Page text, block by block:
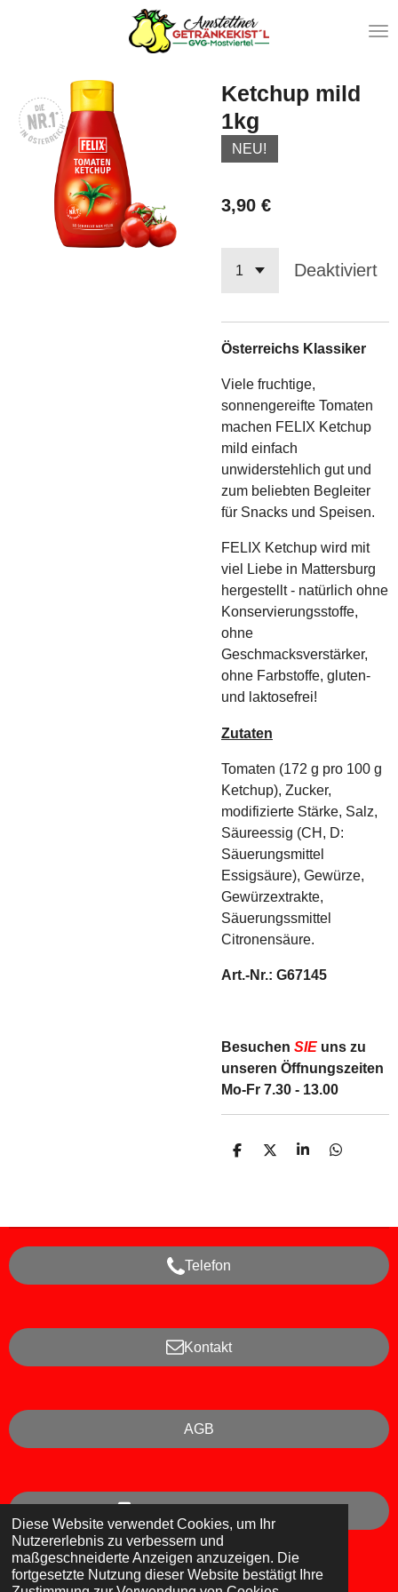
Diese Website verwendet Cookies, um Ihr
Nutzererlebnis zu verbessern und
maßgeschneiderte Anzeigen anzuzeigen. Die
fortgesetzte Nutzung dieser Website bestätigt Ihre
Ketchup mild
1kg
NEU!
3,90 €
Deaktiviert
Österreichs Klassiker
Viele fruchtige,
sonnengereifte Tomaten
machen FELIX Ketchup
mild einfach
unwiderstehlich gut und
zum beliebten Begleiter
für Snacks und Speisen.
FELIX Ketchup wird mit
viel Liebe in Mattersburg
hergestellt - natürlich ohne
Konservierungsstoffe,
ohne
Geschmacksverstärker,
ohne Farbstoffe, gluten-
und laktosefrei!
Zutaten
Tomaten (172 g pro 100 g
Ketchup), Zucker,
modifizierte Stärke, Salz,
Säureessig (CH, D:
Säuerungsmittel
Essigsäure), Gewürze,
Gewürzextrakte,
Säuerungssmittel
Citronensäure.
Art.-Nr.: G67145
Besuchen SIE uns zu
unseren Öffnungszeiten
Mo-Fr 7.30 - 13.00
T
n
T
n
T
n
T
n
Telefon
Kontakt
AGB
Mit Unterstützung von Webador